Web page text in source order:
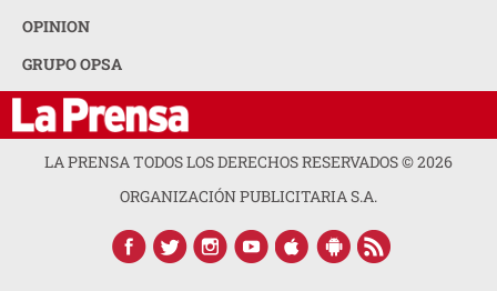
OPINION
GRUPO OPSA
LA PRENSA TODOS LOS DERECHOS RESERVADOS ©2026
ORGANIZACIÓN PUBLICITARIA S.A.